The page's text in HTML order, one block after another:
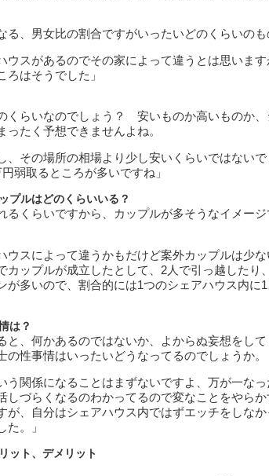
る、男女比の割合ですがいったいどのくらいのも
ウスがあるのでその家によって違うとは思いま
はそうでした」
くらいなのでしょう？ 安いものか高いものか
ったく予想できませんよね。
、その場所の相場より少し安いくらいではない
弱取るところが多いですね」
プルはどのくらいいる？
るくらいですから、カップルが多そうなイメー
ウスによって違うかもだけど案外カップルは少
カップルが成立したとして、2人で引っ越したり
が多いので、割合的には1つのシェアハウス内に
は？
と、何かあるのではないか、よからぬ妄想をし
の性事情はいったいどうなってるのでしょうか。
う関係になることはまずないですよ、万が一な
しづらくなるのわかってるので変なことをやら
が、自分はシェアハウス内ではずエッチをしな
。」
ット、デメリット